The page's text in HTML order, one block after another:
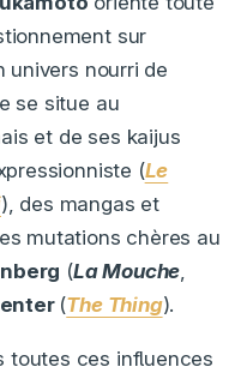
sur
univers nourri de
se situe au
et de ses kaijus
(Le
), des mangas et
mutations chères au
(La Mouche,
(The Thing).
toutes ces influences